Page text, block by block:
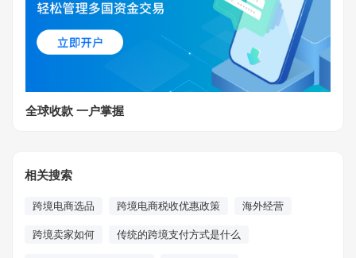
全球收款 一户掌握
相关搜索
跨境电商选品 跨境电商税收优惠政策 海外经营
跨境卖家如何 传统的跨境支付方式是什么